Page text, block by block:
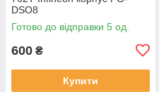
DSO8
Готово до відправки 5 од.
600 ₴
Купити